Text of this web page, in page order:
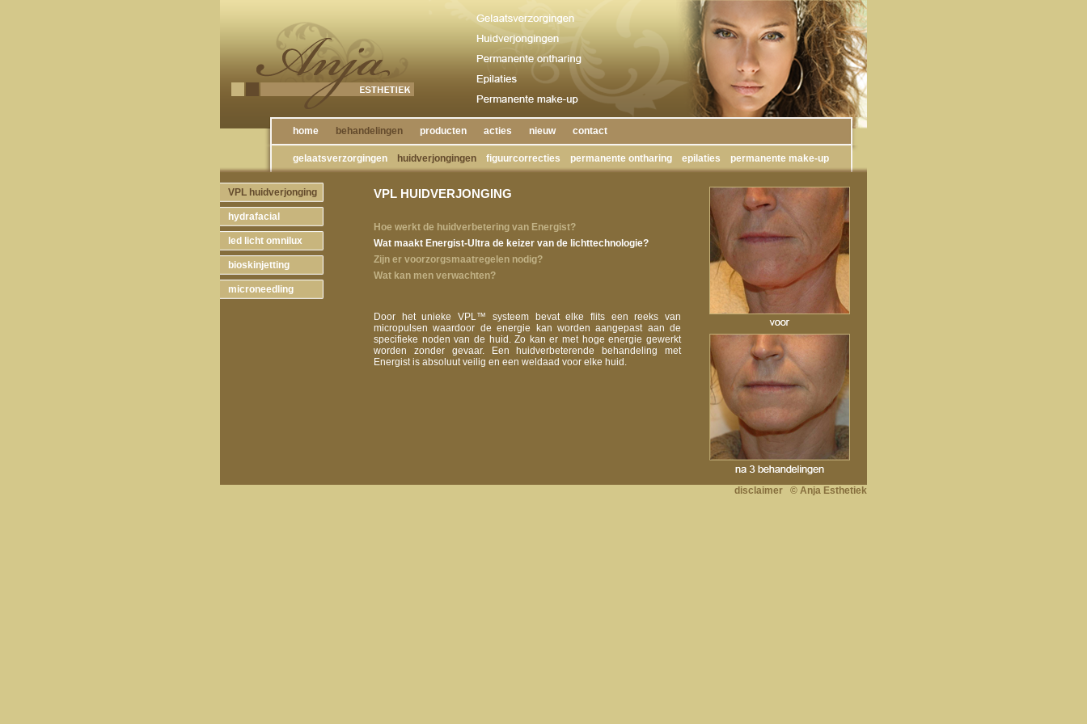
home behandelingen producten acties nieuw contact
gelaatsverzorgingen huidverjongingen figuurcorrecties permanente ontharing epilaties permanente make-up
VPL huidverjonging
hydrafacial
led licht omnilux
bioskinjetting
microneedling
VPL HUIDVERJONGING
Hoe werkt de huidverbetering van Energist?
Wat maakt Energist-Ultra de keizer van de lichttechnologie?
Zijn er voorzorgsmaatregelen nodig?
Wat kan men verwachten?
Door het unieke VPL™ systeem bevat elke flits een reeks van
micropulsen waardoor de energie kan worden aangepast aan de
specifieke noden van de huid. Zo kan er met hoge energie gewerkt
worden zonder gevaar. Een huidverbeterende behandeling met
Energist is absoluut veilig en een weldaad voor elke huid.
disclaimer © Anja Esthetiek